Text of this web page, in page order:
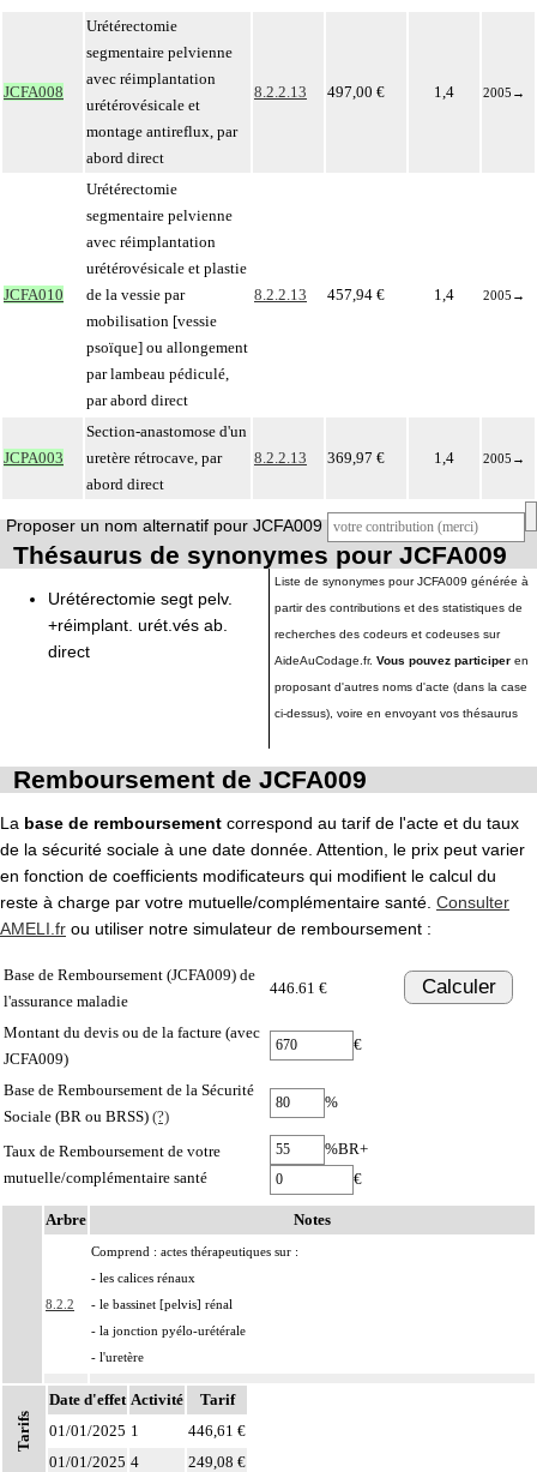
JCFA008
Urétérectomie
segmentaire pelvienne
avec réimplantation
urétérovésicale et
montage antireflux, par
abord direct
8.2.2.13 497,00 € 1,4 2005 →
JCFA010
Urétérectomie
segmentaire pelvienne
avec réimplantation
urétérovésicale et plastie
de la vessie par
mobilisation [vessie
psoïque] ou allongement
par lambeau pédiculé,
par abord direct
8.2.2.13 457,94 € 1,4 2005 →
JCPA003
Section-anastomose d'un
uretère rétrocave, par
abord direct
8.2.2.13 369,97 € 1,4 2005 →
Proposer un nom alternatif pour JCFA009
Thésaurus de synonymes pour JCFA009
Urétérectomie segt pelv.
+réimplant. urét.vés ab.
direct
Liste de synonymes pour JCFA009 générée à
partir des contributions et des statistiques de
recherches des codeurs et codeuses sur
AideAuCodage.fr. Vous pouvez participer en
proposant d'autres noms d'acte (dans la case
ci-dessus), voire en envoyant vos thésaurus
Remboursement de JCFA009
La base de remboursement correspond au tarif de l'acte et du taux
de la sécurité sociale à une date donnée. Attention, le prix peut varier
en fonction de coefficients modificateurs qui modifient le calcul du
reste à charge par votre mutuelle/complémentaire santé. Consulter
AMELI.fr ou utiliser notre simulateur de remboursement :
Base de Remboursement (JCFA009) de
l'assurance maladie
446.61 € Calculer
Montant du devis ou de la facture (avec
JCFA009)
€
Base de Remboursement de la Sécurité
Sociale (BR ou BRSS) (?)
%
Taux de Remboursement de votre
mutuelle/complémentaire santé
%BR+
€
Arbre Notes
8.2.2
Comprend : actes thérapeutiques sur :
- les calices rénaux
- le bassinet [pelvis] rénal
- la jonction pyélo-urétérale
- l'uretère
8.2.2 Avec ou sans : drainage de l'uretère
8.2.2
Les actes sur les voies urinaires supérieures, par endoscopie incluent le contrôle
Tarifs
Date d'effet Activité
Tarif
01/01/2025 1
446,61 €
01/01/2025 4 249,08 €